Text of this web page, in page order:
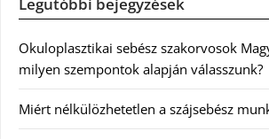
Legutóbbi bejegyzések
Okuloplasztikai sebész szakorvosok
milyen szempontok alapján válasszunk?
Miért nélkülözhetetlen a szájsebész